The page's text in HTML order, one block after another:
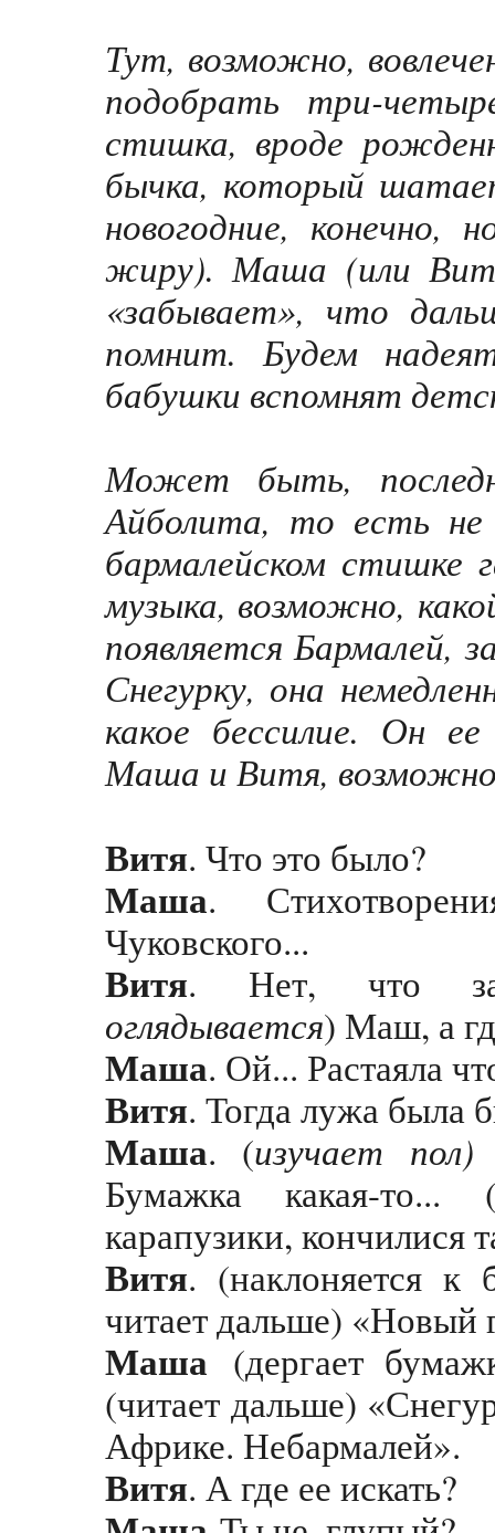
Тут, возможно,
подобрать три-
стишка, вроде
бычка, который
новогодние,
жиру). Маша (или
«забывает», что
помнит. Будем
бабушки вспомнят
Может быть,
Айболита, то есть
бармалейском стишке
музыка, возможно,
появляется Бармалей,
Снегурку, она
какое бессилие. Он ее
Маша и Витя,
Витя. Что это было?
Маша.
Чуковского...
Витя. Нет, что
оглядывается) Маш, а
Маша. Ой... Растаяла
Витя. Тогда лужа была
Маша. (изучает пол)
Бумажка какая-то...
карапузики, кончилися
Витя. (наклоняется
читает дальше) «Новый
Маша (дергает
(читает дальше)
Африке. Небармалей».
Витя. А где ее искать?